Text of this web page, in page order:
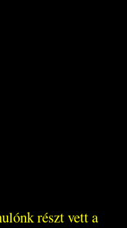
részt vett a